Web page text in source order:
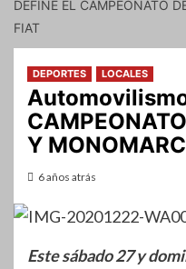
DEFINE EL CAMPEONATO
FIAT
DEPORTES LOCALES
Automovilismo
Y
6 años atrás
Este sábado 27 y